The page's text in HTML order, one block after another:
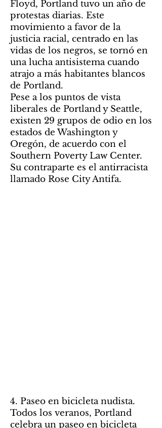
Floyd, Portland tuvo un año de
protestas diarias. Este
movimiento a favor de la
justicia racial, centrado en las
vidas de los negros, se tornó en
una lucha antisistema cuando
atrajo a más habitantes blancos
de Portland.
Pese a los puntos de vista
liberales de Portland y Seattle,
existen 29 grupos de odio en los
estados de Washington y
Oregón, de acuerdo con el
Southern Poverty Law Center.
Su contraparte es el antirracista
llamado Rose City Antifa.
4. Paseo en bicicleta nudista.
Todos los veranos, Portland
celebra un paseo en bicicleta